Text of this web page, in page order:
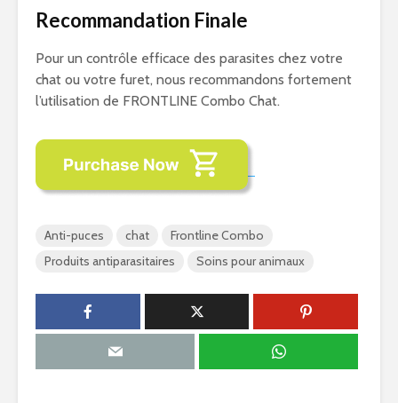
Recommandation Finale
Pour un contrôle efficace des parasites chez votre
chat ou votre furet, nous recommandons fortement
l’utilisation de FRONTLINE Combo Chat.
Anti-puces chat
Frontline Combo
Produits antiparasitaires
Soins pour animaux